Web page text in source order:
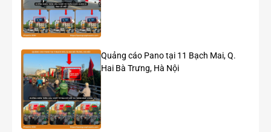
Các chiến dịch quảng cáo nổi bật trên màn hình LED
29 Liễu Giai – Capital Place
Quảng cáo Pano tại 11 Bạch Mai, Q.
Hai Bà Trưng, Hà Nội